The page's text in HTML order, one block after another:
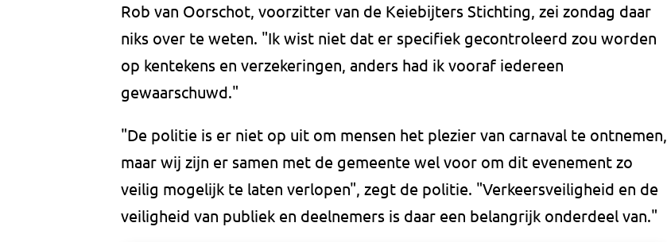
Rob van Oorschot, voorzitter van de Keiebijters Stichting, zei zondag daar
niks over te weten. "Ik wist niet dat er specifiek gecontroleerd zou worden
op kentekens en verzekeringen, anders had ik vooraf iedereen
gewaarschuwd."
"De politie is er niet op uit om mensen het plezier van carnaval te ontnemen,
maar wij zijn er samen met de gemeente wel voor om dit evenement zo
veilig mogelijk te laten verlopen", zegt de politie. "Verkeersveiligheid en de
veiligheid van publiek en deelnemers is daar een belangrijk onderdeel van."